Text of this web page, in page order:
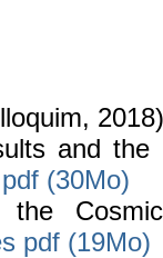
and
(30Mo)
pdf (19Mo)